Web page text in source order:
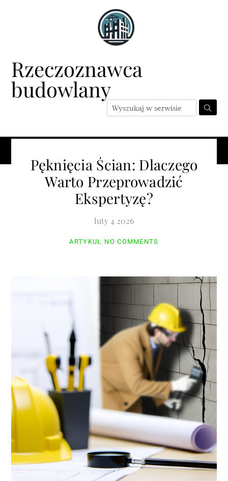
Rzeczoznawca
budowlany
Pęknięcia Ścian: Dlaczego
Warto Przeprowadzić
Ekspertyzę?
luty4 2026
ARTYKUŁ NO COMMENTS